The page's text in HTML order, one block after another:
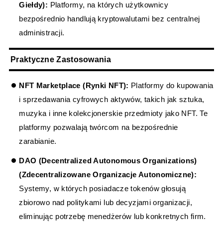
Giełdy): Platformy, na których użytkownicy
bezpośrednio handlują kryptowalutami bez centralnej
administracji.
Praktyczne Zastosowania
NFT Marketplace (Rynki NFT): Platformy do kupowania
i sprzedawania cyfrowych aktywów, takich jak sztuka,
muzyka i inne kolekcjonerskie przedmioty jako NFT. Te
platformy pozwalają twórcom na bezpośrednie
zarabianie.
DAO (Decentralized Autonomous Organizations)
(Zdecentralizowane Organizacje Autonomiczne):
Systemy, w których posiadacze tokenów głosują
zbiorowo nad politykami lub decyzjami organizacji,
eliminując potrzebę menedżerów lub konkretnych firm.